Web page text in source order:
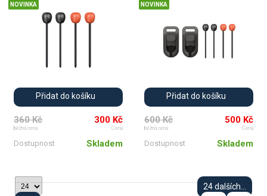
NOVINKA
Přidat do košíku
360 Kč
běžná cena
300 Kč
Cena
Dostupnost Skladem
NOVINKA
Přidat do košíku
600 Kč
běžná cena
500 Kč
Cena
Dostupnost Skladem
24 dalších...